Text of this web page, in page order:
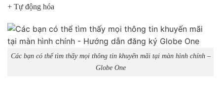
+ Tự động hóa
Các bạn có thể tìm thấy mọi thông tin khuyến mãi tại màn hình chính –
Globe One